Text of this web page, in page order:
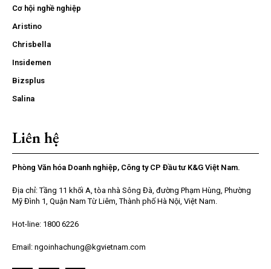
Cơ hội nghề nghiệp
Aristino
Chrisbella
Insidemen
Bizsplus
Salina
Liên hệ
Phòng Văn hóa Doanh nghiệp, Công ty CP Đầu tư K&G Việt Nam.
Địa chỉ: Tầng 11 khối A, tòa nhà Sông Đà, đường Phạm Hùng, Phường
Mỹ Đình 1, Quận Nam Từ Liêm, Thành phố Hà Nội, Việt Nam.
Hot-line: 1800 6226
Email: ngoinhachung@kgvietnam.com